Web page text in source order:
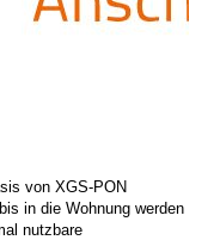
von XGS-PON
in die Wohnung werden
nutzbare